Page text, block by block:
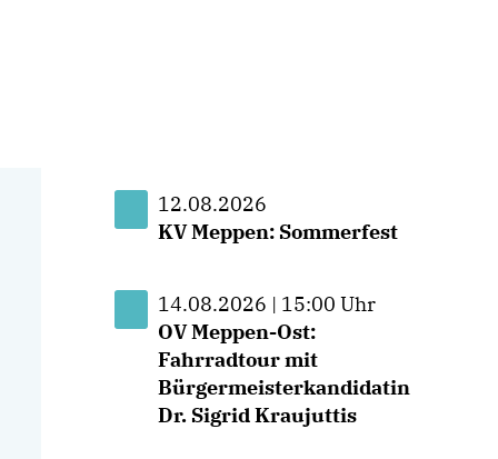
12.08.2026
KV Meppen: Sommerfest
14.08.2026 | 15:00 Uhr
OV Meppen-Ost:
Fahrradtour mit
Bürgermeisterkandidatin
Dr. Sigrid Kraujuttis